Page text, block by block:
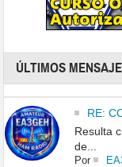
ÚLTIMOS
RE:
Resulta
de...
Por